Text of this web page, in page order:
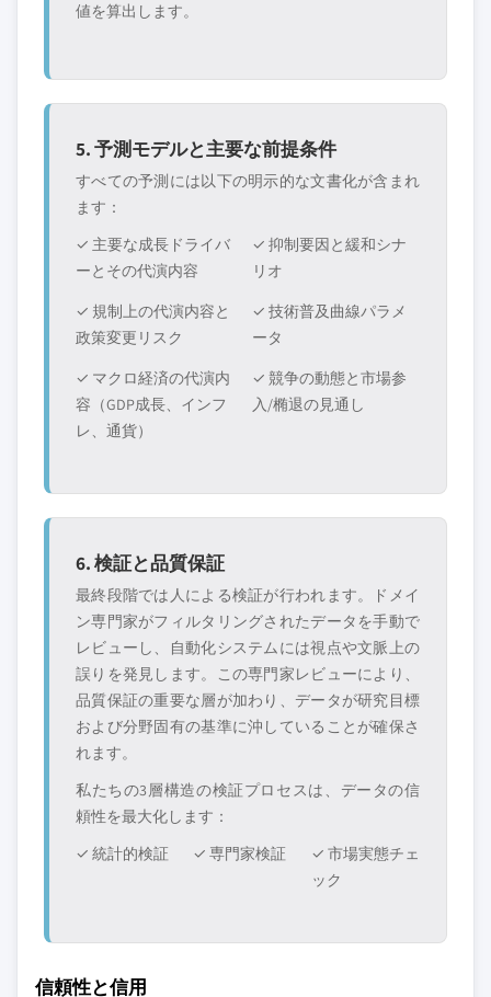
値を算出します。
5. 予測モデルと主要な前提条件
すべての予測には以下の明示的な文書化が含まれ
ます：
✓ 主要な成長ドライバ
ーとその代演内容
✓ 抑制要因と緩和シナ
リオ
✓ 規制上の代演内容と
政策変更リスク
✓ 技術普及曲線パラメ
ータ
✓ マクロ経済の代演内
容（GDP成長、インフ
レ、通貨）
✓ 競争の動態と市場参
入/椭退の見通し
6. 検証と品質保証
最終段階では人による検証が行われます。ドメイ
ン専門家がフィルタリングされたデータを手動で
レビューし、自動化システムには視点や文脈上の
誤りを発見します。この専門家レビューにより、
品質保証の重要な層が加わり、データが研究目標
および分野固有の基準に沖していることが確保さ
れます。
私たちの3層構造の検証プロセスは、データの信
頼性を最大化します：
✓ 統計的検証
✓ 専門家検証
✓ 市場実態チェ
ック
信頼性と信用